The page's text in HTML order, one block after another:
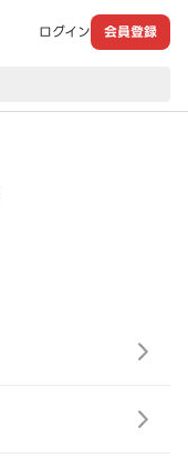
ログイン 会員登録